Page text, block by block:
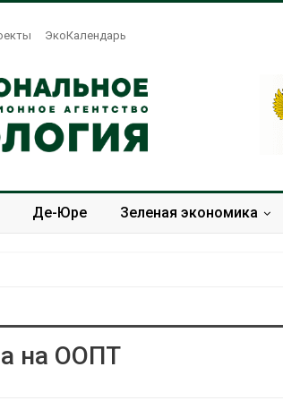
ЭкоКалендарь
Де-Юре Зеленая экономика
на ООПТ